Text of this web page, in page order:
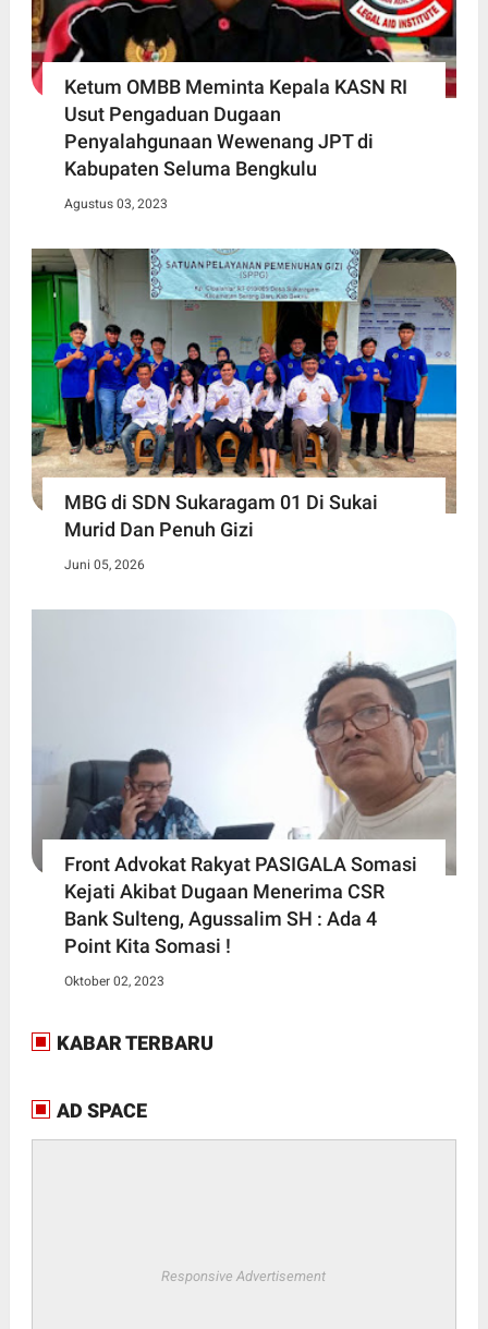
Ketum OMBB Meminta Kepala KASN RI
Usut Pengaduan Dugaan
Penyalahgunaan Wewenang JPT di
Kabupaten Seluma Bengkulu
Agustus 03, 2023
MBG di SDN Sukaragam 01 Di Sukai
Murid Dan Penuh Gizi
Juni 05, 2026
Front Advokat Rakyat PASIGALA Somasi
Kejati Akibat Dugaan Menerima CSR
Bank Sulteng, Agussalim SH : Ada 4
Point Kita Somasi !
Oktober 02, 2023
KABAR TERBARU
AD SPACE
Responsive Advertisement